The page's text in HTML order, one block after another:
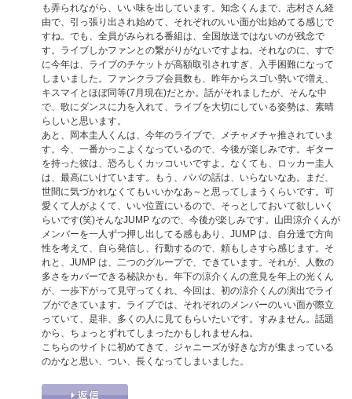
も弄られながら、いい味を出しています。知念くんまで、志村さん経
由で、引っ張り出され始めて、それぞれのいい面が出始めてる感じで
すね。でも、全員がみられる番組は、全国放送ではないのが残念で
す。ライブしかファンとの繋がりがないですよね。それなのに、すで
に今年は、ライブのチケットが高額取引されすぎ、入手困難になって
しまいました。ファンクラブ会員数も、昨年からスゴい勢いで増え、
キスマイとほぼ同等(7月現在)だとか。話がそれましたが、そんな中
で、歌にダンスに力を入れて、ライブを大切にしている姿勢は、素晴
らしいと思います。
あと、岡本圭人くんは、今年のライブで、メチャメチャ推されていま
す。今、一番かっこよくなっているので、今後が楽しみです。ギター
を持った彼は、恐ろしくカッコいいですよ。なくても、ロッカー圭人
は、最高にいけています。もう、パパの話は、いらないなあ。まだ、
世間に気づかれなくてもいいかなあ～と思ってしまうくらいです。可
愛くて人がよくて、いい位置にいるので、そっとしておいて欲しいく
らいです(笑)そんなJUMP なので、今後が楽しみです。山田涼介くんが
メンバーを一人ずつ押し出してる感もあり、JUMP は、自分達で方向
性を考えて、自ら発信し、行動するので、頼もしさすら感じます。そ
れと、JUMP は、二つのグループで、できています。それが、人数の
多さをカバーできる秘訣かも。年下の涼介くんの意見を年上の光くん
が、一歩下がって見守ってくれ、今回は、初の涼介くんの演出でライ
ブができています。ライブでは、それぞれのメンバーのいい面が際立
っていて、是非、多くの人に見てもらいたいです。すみません。話題
から、ちょっとずれてしまったかもしれませんね。
こちらのサイトに初めてきて、ジャニーズが好きな方が集まっている
のかなと思い、つい、長くなってしまいました。